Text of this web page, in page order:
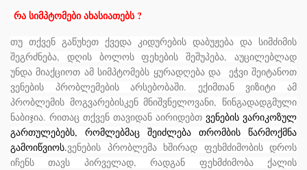
რა სიმპტომები ახასიათებს ?
თუ თქვენ გაწუხეთ ქვედა კიდურების დაბუჟება და სიმძიმის
შეგრძნება, დღის ბოლოს ფეხების შეშუპება, აუცილებლად
უნდა მიაქციოთ ამ სიმპტომებს ყურადღება და ეჭვი შეიტანოთ
ვენების პრობლემების არსებობაში. ექიმთან ვიზიტი ამ
პრობლემის მოგვარებისკენ მნიშვნელოვანი, წინგადადგმული
ნაბიჯია. რითაც თქვენ თავიდან აირიდებთ ვენების ვარიკოზულ
გართულებებს, რომლებმაც შეიძლება თრომბის წარმოქმნა
გამოიწვიოს.ვენების პრობლემა ხშირად ფეხმძიმობის დროს
იჩენს თავს პირველად, რადგან ფეხმძიმობა ქალის